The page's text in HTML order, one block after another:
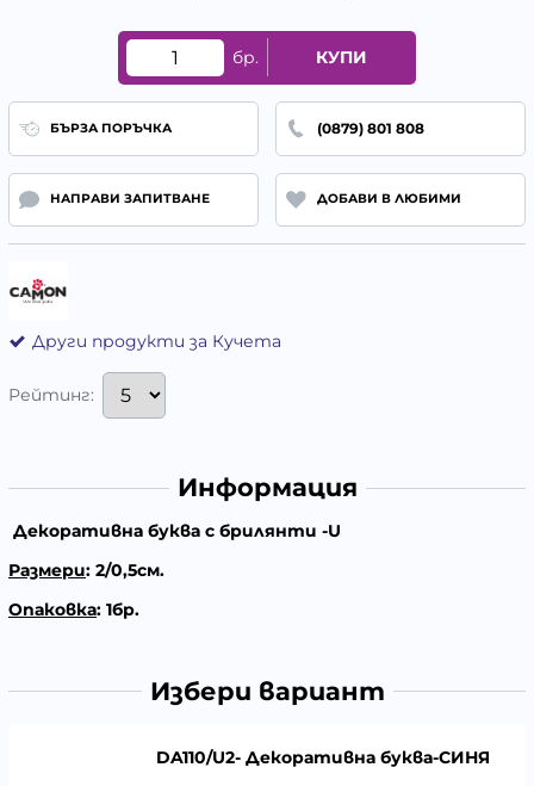
бр. КУПИ
БЪРЗА ПОРЪЧКА (0879) 801 808
НАПРАВИ ЗАПИТВАНЕ ДОБАВИ В ЛЮБИМИ
Други продукти за Кучета
Рейтинг:
Информация
Декоративна буква с брилянти -U
Размери: 2/0,5см.
Опаковка: 1бр.
Избери вариант
DA110/U2- Декоративна буква-СИНЯ